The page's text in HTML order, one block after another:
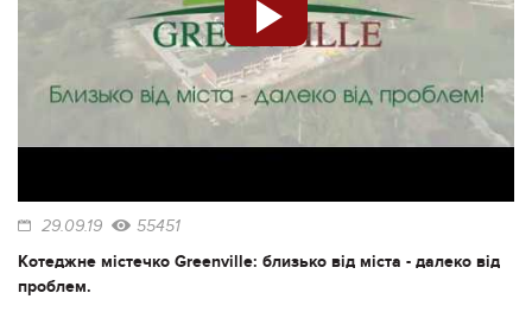
29.09.19 55451
Котеджне містечко Greenville: близько від міста - далеко від
проблем.